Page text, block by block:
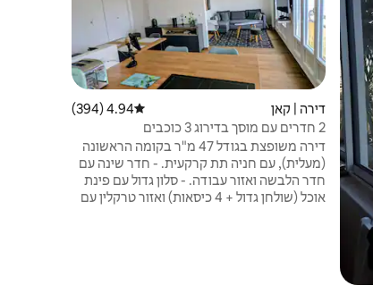
דירה | קאן דירוג ממוצע של 4.94 מתוך 5, 394 ביקורות
4.94 (394)
2 חדרים עם מוסך בדירוג 3 כוכבים
דירה משופצת בגודל 47 מ"ר בקומה הראשונה
(מעלית), עם חניה תת קרקעית. - חדר שינה עם
חדר הלבשה ואזור עבודה. - סלון גדול עם פינת
אוכל (שולחן גדול + 4 כיסאות) ואזור טרקלין עם